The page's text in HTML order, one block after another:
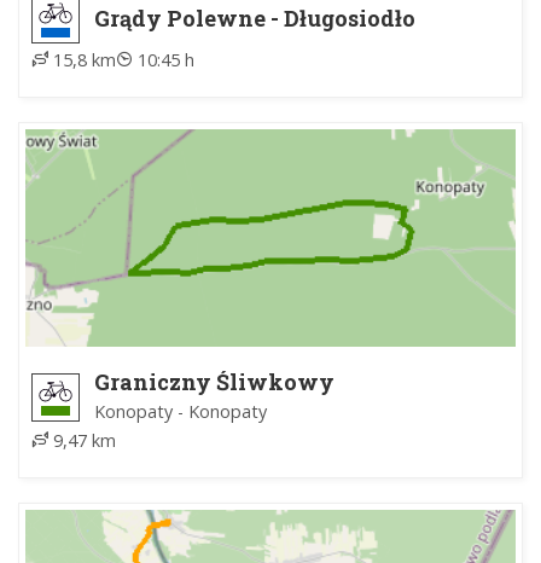
Grądy Polewne - Długosiodło
15,8 km 10:45 h
Graniczny Śliwkowy
Konopaty - Konopaty
9,47 km